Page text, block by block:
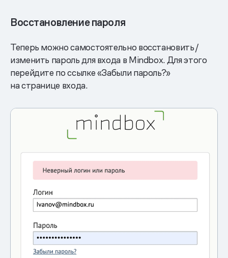
Восстановление пароля
Теперь можно самостоятельно восстановить/
изменить пароль для входа в Mindbox. Для этого
перейдите по ссылке «Забыли пароль?»
на странице входа.